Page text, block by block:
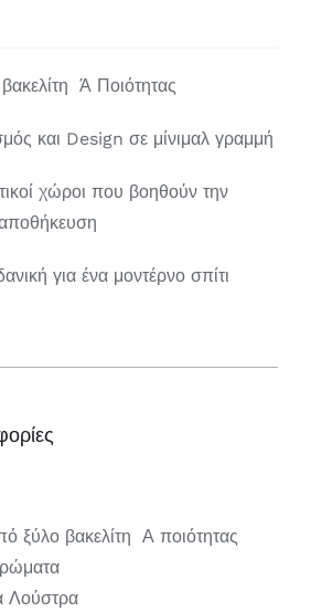
ξύλο βακελίτη Α ποιότητας
Λούστρα
Ά Ποιότητας
και Design σε μίνιμαλ γραμμή
χώροι που βοηθούν την
για ένα μοντέρνο σπίτι